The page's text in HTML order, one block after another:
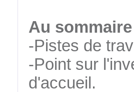
Au
-Pistes de
-Point sur
d'accueil.